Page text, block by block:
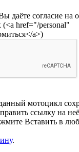
даёте согласие на
href="/personal"
a>)
мотоцикл
ссылку на
Вставить в
.